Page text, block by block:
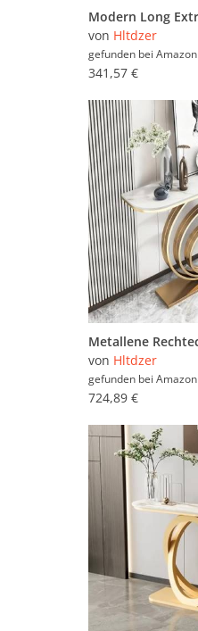
von Hltdzer
gefunden bei Amazon
341,57 €
von Hltdzer
gefunden bei Amazon
724,89 €